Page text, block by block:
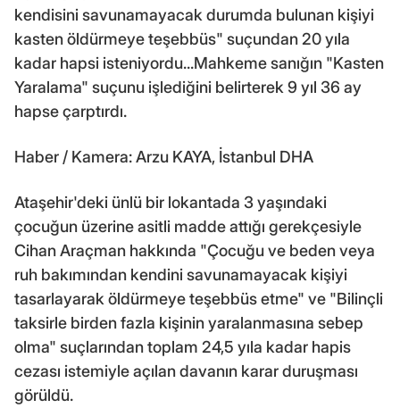
kendisini savunamayacak durumda bulunan kişiyi
kasten öldürmeye teşebbüs" suçundan 20 yıla
kadar hapsi isteniyordu...Mahkeme sanığın "Kasten
Yaralama" suçunu işlediğini belirterek 9 yıl 36 ay
hapse çarptırdı.
Haber / Kamera: Arzu KAYA, İstanbul DHA
Ataşehir'deki ünlü bir lokantada 3 yaşındaki
çocuğun üzerine asitli madde attığı gerekçesiyle
Cihan Araçman hakkında "Çocuğu ve beden veya
ruh bakımından kendini savunamayacak kişiyi
tasarlayarak öldürmeye teşebbüs etme" ve "Bilinçli
taksirle birden fazla kişinin yaralanmasına sebep
olma" suçlarından toplam 24,5 yıla kadar hapis
cezası istemiyle açılan davanın karar duruşması
görüldü.